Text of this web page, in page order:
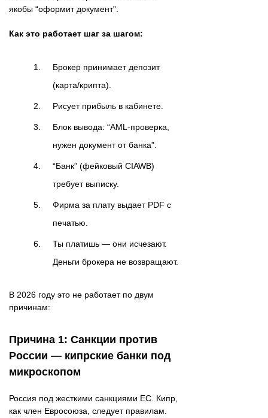
якобы “оформит документ”.
Как это работает шаг за шагом:
Брокер принимает депозит
(карта/крипта).
Рисует прибыль в кабинете.
Блок вывода: “AML-проверка,
нужен документ от банка”.
“Банк” (фейковый CIAWB)
требует выписку.
Фирма за плату выдает PDF с
печатью.
Ты платишь — они исчезают.
Деньги брокера не возвращают.
В 2026 году это не работает по двум
причинам:
Причина 1: Санкции против
России — кипрские банки под
микроскопом
Россия под жесткими санкциями ЕС. Кипр,
как член Евросоюза, следует правилам.